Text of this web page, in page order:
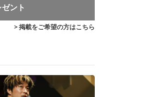
ント
> 掲載をご希望の方はこちら